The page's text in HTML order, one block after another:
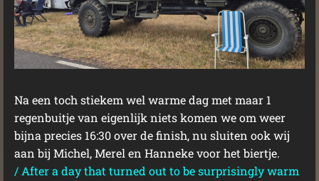
Na een toch stiekem wel warme dag met maar 1
regenbuitje van eigenlijk niets komen we om weer
bijna precies 16:30 over de finish, nu sluiten ook wij
aan bij Michel, Merel en Hanneke voor het biertje.
/ After a day that turned out to be surprisingly warm